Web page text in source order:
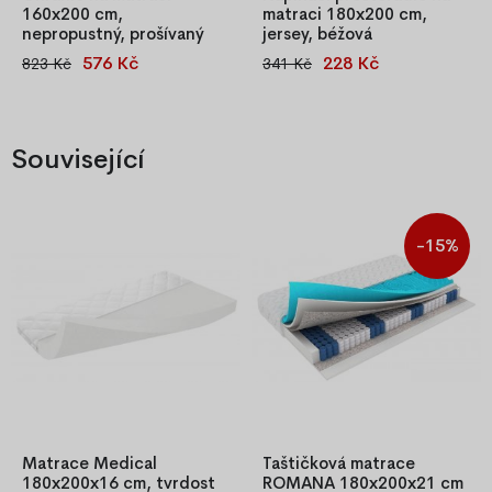
160x200 cm,
nepropustný, prošívaný
Prošívaný chránič matrace
snadné uchycení.
823 Kč 576 Kč
matraci 180x200 cm,
jersey, béžová
Béžové napínací prostěradlo z
341 Kč 228 Kč
Související
Matrace Medical
180x200x16 cm, tvrdost
-15%
Taštičková matrace
ROMANA 180x200x21 cm